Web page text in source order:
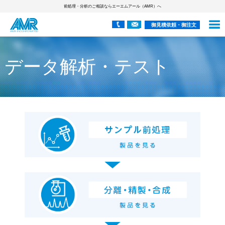
前処理・分析のご相談ならエーエムアール（AMR）へ
御見積依頼・御注文
データ解析・テスト